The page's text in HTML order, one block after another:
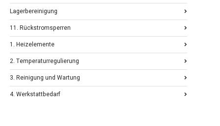
Lagerbereinigung
11. Rückstromsperren
1. Heizelemente
2. Temperaturregulierung
3. Reinigung und Wartung
4. Werkstattbedarf